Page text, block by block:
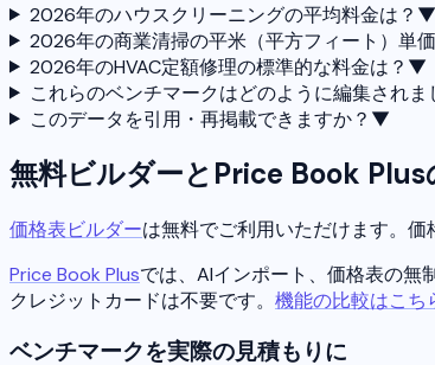
2026年のハウスクリーニングの平均料金は？ ▼
2026年の商業清掃の平米（平方フィート）単
2026年のHVAC定額修理の標準的な料金は？ ▼
これらのベンチマークはどのように編集されま
このデータを引用・再掲載できますか？ ▼
無料ビルダーとPrice Book Plus
価格表ビルダーは無料でご利用いただけます。価
Price Book Plusでは、AIインポート、価格表の無
クレジットカードは不要です。 機能の比較はこち
ベンチマークを実際の見積もりに